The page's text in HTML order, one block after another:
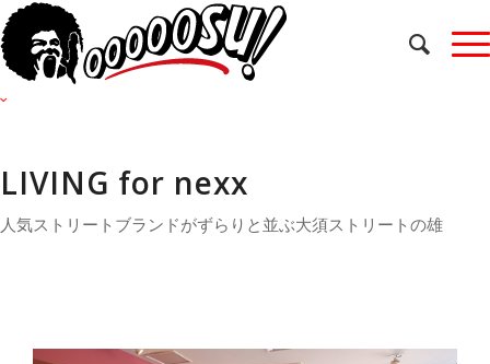
LIVING for nexx
人気ストリートブランドがずらりと並ぶ大須ストリートの雄